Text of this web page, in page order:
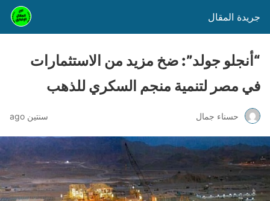
جريدة المقال
“أنجلو جولد”: ضخ مزيد من الاستثمارات
في مصر لتنمية منجم السكري للذهب
حسناء جمال سنتين ago